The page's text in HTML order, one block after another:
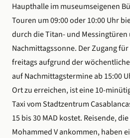
Haupthalle im museumseigenen
Touren um 09:00 oder 10:00 Uhr
durch die Titan- und
Nachmittagssonne. Der Zugang
freitags aufgrund der
auf Nachmittagstermine ab 15:00
Ort zu erreichen, ist eine 10-
Taxi vom Stadtzentrum
15 bis 30 MAD kostet. Reisende,
Mohammed V ankommen, haben